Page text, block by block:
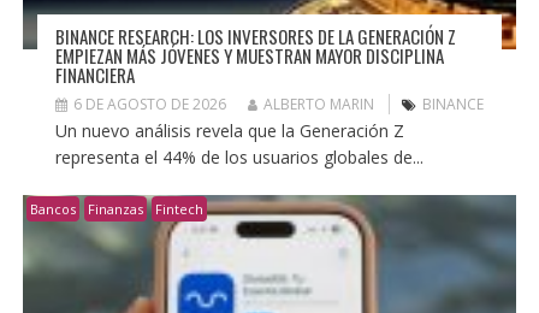
BINANCE RESEARCH: LOS INVERSORES DE LA GENERACIÓN Z
EMPIEZAN MÁS JÓVENES Y MUESTRAN MAYOR DISCIPLINA
FINANCIERA
6 DE AGOSTO DE 2026 ALBERTO MARIN BINANCE
Un nuevo análisis revela que la Generación Z
representa el 44% de los usuarios globales de...
Bancos Finanzas Fintech